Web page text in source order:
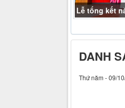
Lễ tổng kết
DANH
Thứ năm - 09/